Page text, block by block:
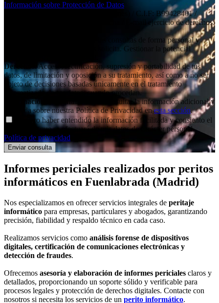
Información sobre Protección de Datos
: Social11 SL (peritaciones) / C.I.F: B99428401 /
Dirección: Independencia 19, 6º dcha / E-mail ejercicio de derechos:
: Atender las consultas de forma personal y
remitir la información que nos solicita. Gestionar la potencial
Derechos
: Acceso, rectificación, supresión y portabilidad de tus
datos, de limitación y oposición a su tratamiento, así como a no ser
objeto de decisiones basadas únicamente en el tratamiento
automatizado de tus datos, cuando procedan.
Información adicional
: Puedes consultar la información adicional y
detallada sobre nuestra Política de Privacidad enesta sección.
Declaro haber entendido la información facilitada y consiento el
tratamiento que se efectuará de mis datos de carácter personal.
Política de privacidad
Informes periciales realizados por peritos
informáticos en Fuenlabrada (Madrid)
Nos especializamos en ofrecer servicios integrales de peritaje
informático para empresas, particulares y abogados, garantizando
precisión, fiabilidad y respaldo técnico en cada caso.
Realizamos servicios como análisis forense de dispositivos
digitales, certificación de comunicaciones electrónicas y
detección de fraudes.
Ofrecemos asesoría y elaboración de informes periciales claros y
detallados, proporcionando un soporte sólido y verificable para
procesos legales y protección de derechos digitales. Contacte con
nosotros si necesita los servicios de un perito informático.